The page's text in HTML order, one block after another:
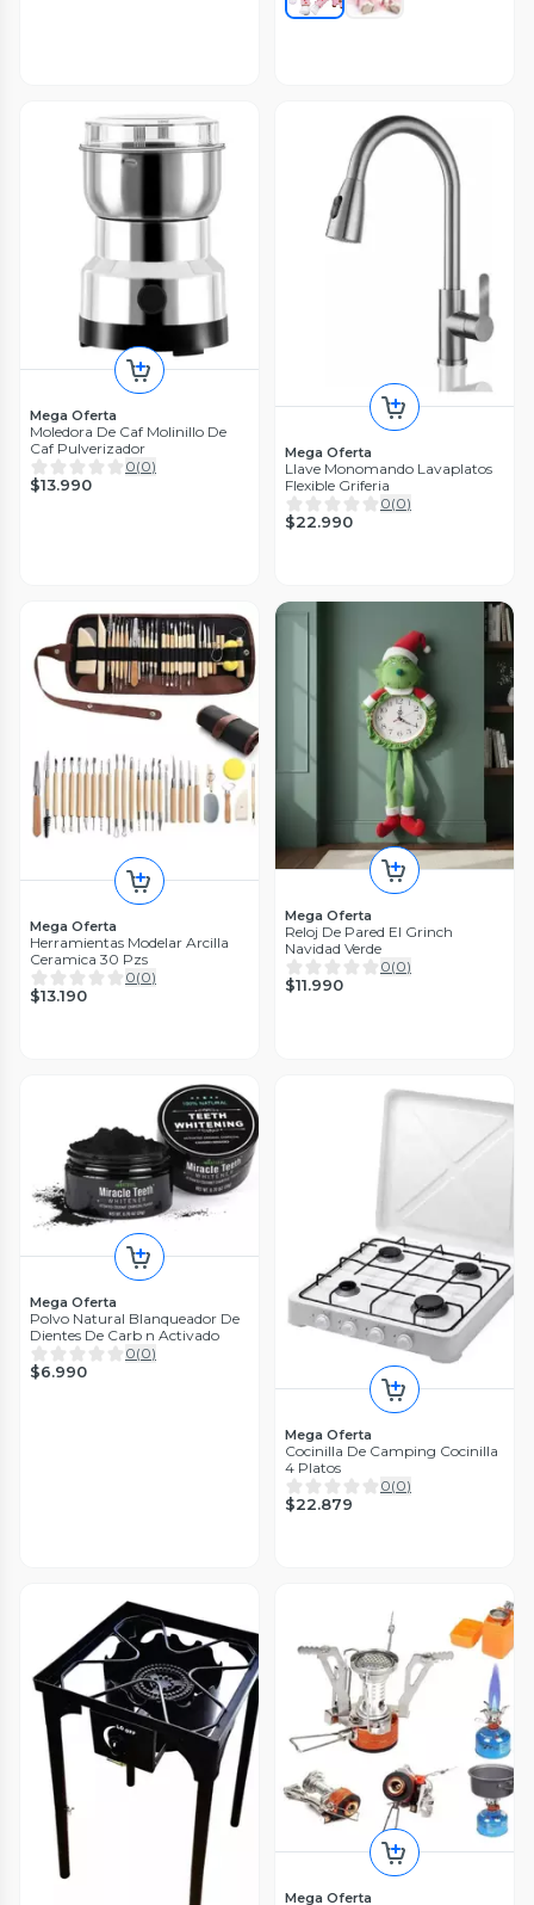
Mega Oferta
Moledora De Caf Molinillo De
Caf Pulverizador
0(0)
$13.990
Mega Oferta
Llave Monomando Lavaplatos
Flexible Griferia
0(0)
$22.990
Mega Oferta
Herramientas Modelar Arcilla
Ceramica 30 Pzs
0(0)
$13.190
Mega Oferta
Reloj De Pared El Grinch
Navidad Verde
0(0)
$11.990
Mega Oferta
Polvo Natural Blanqueador De
Dientes De Carb n Activado
0(0)
$6.990
Mega Oferta
Cocinilla De Camping Cocinilla
4 Platos
0(0)
$22.879
Mega Oferta